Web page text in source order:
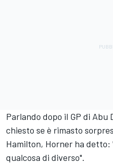
Parlando dopo il GP di Abu
chiesto se è rimasto
Hamilton, Horner ha detto:
qualcosa di diverso".